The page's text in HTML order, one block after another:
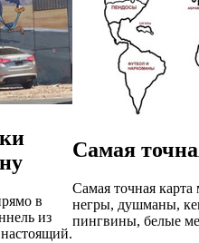
в
из
Самая
Самая точная
негры, душманы,
пингвины, белые